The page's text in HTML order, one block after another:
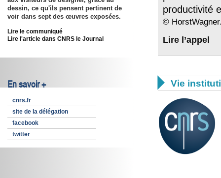
dessin, ce qu'ils pensent pertinent de
voir dans sept des œuvres exposées.
Lire le communiqué
Lire l'article dans CNRS le Journal
En savoir +
cnrs.fr
site de la délégation
facebook
twitter
productivité
©
Lire l’appel
 Vie